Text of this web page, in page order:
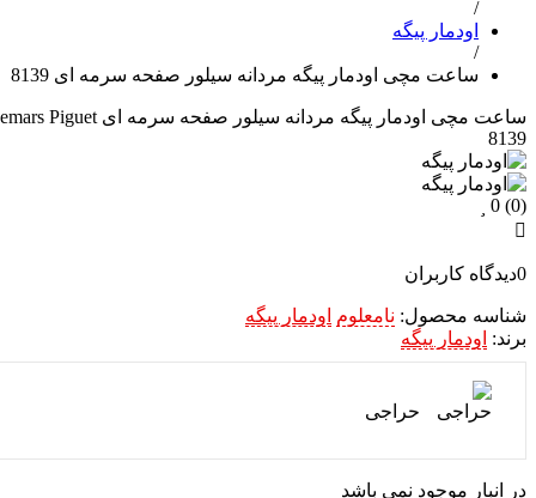
/
اودمار پیگه
/
ساعت مچی اودمار پیگه مردانه سیلور صفحه سرمه ای 8139
ساعت مچی اودمار پیگه مردانه سیلور صفحه سرمه ای 8139Piguet
8139
0 (0)
0دیدگاه کاربران
شناسه محصول: نامعلوم اودمار پیگه
برند: اودمار پیگه
حراجی
در انبار موجود نمی باشد